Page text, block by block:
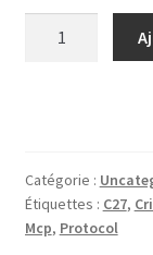
avec
base
50mm
Catégorie :
Étiquettes : C27,
Mcp, Protocol